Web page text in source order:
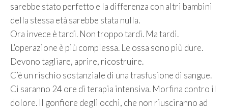
sarebbe stato perfetto e la differenza con altri bambini
della stessa età sarebbe stata nulla.
Ora invece è tardi. Non troppo tardi. Ma tardi.
L’operazione è più complessa. Le ossa sono più dure.
Devono tagliare, aprire, ricostruire.
C’è un rischio sostanziale di una trasfusione di sangue.
Ci saranno 24 ore di terapia intensiva. Morfina contro il
dolore. Il gonfiore degli occhi, che non riusciranno ad